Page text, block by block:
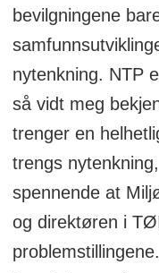
bevilgningene
nytenkning. NTP
så vidt meg
trenger en
trengs
spennende at
og direktøren i